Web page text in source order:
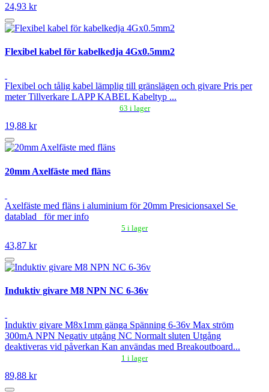
24,93 kr
Flexibel kabel för kabelkedja 4Gx0.5mm2
Flexibel och tålig kabel lämplig till gränslägen och givare Pris per
meter Tillverkare LAPP KABEL Kabeltyp ...
63 i lager
19,88 kr
20mm Axelfäste med fläns
Axelfäste med fläns i aluminium för 20mm Presicionsaxel Se
datablad för mer info
5 i lager
43,87 kr
Induktiv givare M8 NPN NC 6-36v
Induktiv givare M8x1mm gänga Spänning 6-36v Max ström
300mA NPN Negativ utgång NC Normalt sluten Utgång
deaktiveras vid påverkan Kan användas med Breakoutboard...
1 i lager
89,88 kr